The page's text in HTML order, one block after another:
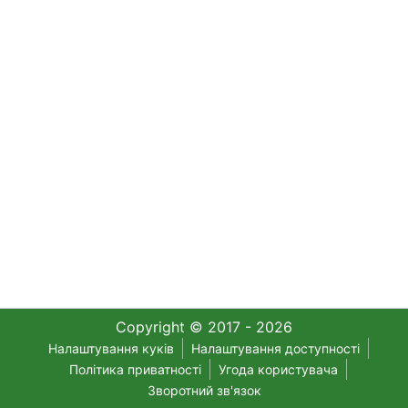
Copyright © 2017 - 2026
Налаштування куків
Налаштування доступності
Політика приватності
Угода користувача
Зворотний зв'язок